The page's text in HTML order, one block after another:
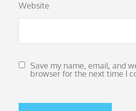
Website
Save my name, email, and
browser for the next time I